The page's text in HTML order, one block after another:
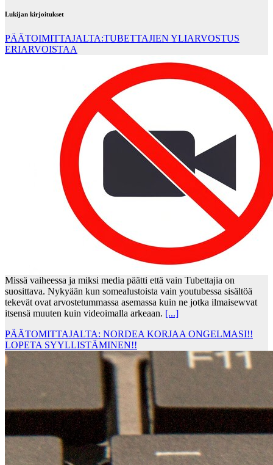
Lukijan kirjoitukset
PÄÄTOIMITTAJALTA:TUBETTAJIEN YLIARVOSTUS
ERIARVOISTAA
Missä vaiheessa ja miksi media päätti että vain Tubettajia on
suosittava. Nykyään kun somealustoista vain youtubessa sisältöä
tekevät ovat arvostetummassa asemassa kuin ne jotka ilmaisewvat
itsensä muuten kuin videoimalla arkeaan. [...]
PÄÄTOMITTAJALTA: NORDEA KORJAA ONGELMASI!!
LOPETA SYYLLISTÄMINEN!!